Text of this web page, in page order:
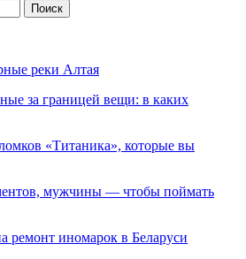
реки Алтая
за границей вещи: в каких
«Титаника», которые вы
мужчины — чтобы поймать
ремонт иномарок в Беларуси